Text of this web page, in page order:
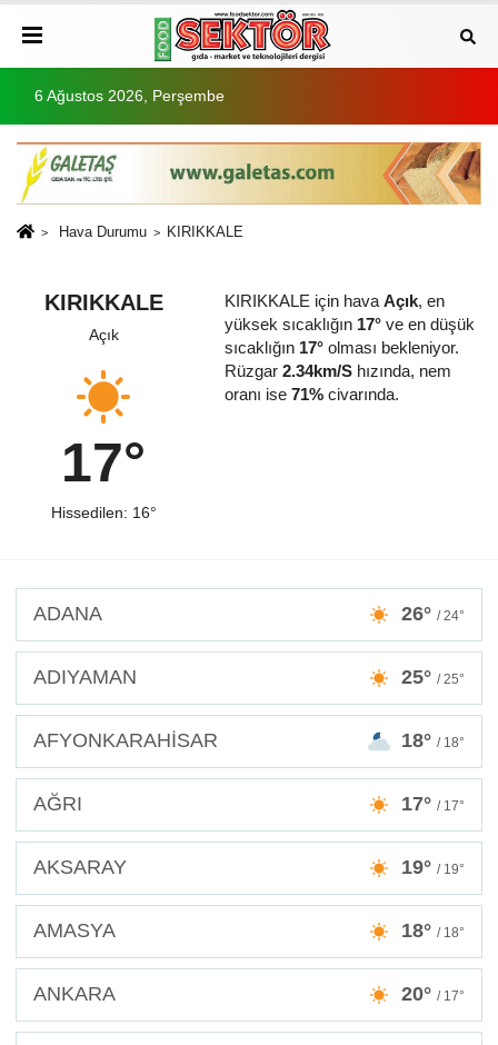
6 Ağustos 2026, Perşembe
Hava Durumu KIRIKKALE
KIRIKKALE
Açık
17°
Hissedilen: 16°
KIRIKKALE için hava Açık, en
yüksek sıcaklığın 17°ve en düşük
sıcaklığın 17°olması bekleniyor.
Rüzgar 2.34km/Shızında, nem
oranı ise 71%civarında.
ADANA 26° / 24°
ADIYAMAN 25° / 25°
AFYONKARAHİSAR 18° / 18°
AĞRI 17° / 17°
AKSARAY 19° / 19°
AMASYA 18° / 18°
ANKARA 20° / 17°